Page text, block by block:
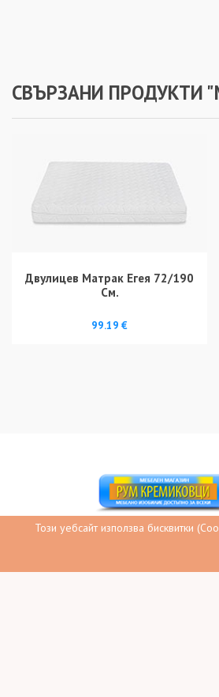
СВЪРЗАНИ ПРОДУКТИ
Двулицев Матрак Егея 72/190
См.
99.19 €
Магазин за български
Този уебсайт използва бисквитки